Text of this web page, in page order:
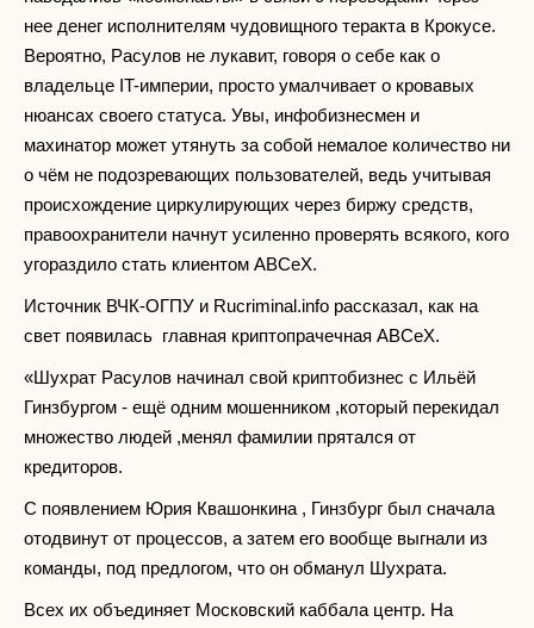
нее денег исполнителям чудовищного теракта в Крокусе.
Вероятно, Расулов не лукавит, говоря о себе как о
владельце IT-империи, просто умалчивает о кровавых
нюансах своего статуса. Увы, инфобизнесмен и
махинатор может утянуть за собой немалое количество ни
о чём не подозревающих пользователей, ведь учитывая
происхождение циркулирующих через биржу средств,
правоохранители начнут усиленно проверять всякого, кого
угораздило стать клиентом ABCeX.
Источник ВЧК-ОГПУ и Rucriminal.info рассказал, как на
свет появилась главная криптопрачечная ABCeX.
«Шухрат Расулов начинал свой криптобизнес с Ильёй
Гинзбургом - ещё одним мошенником ,который перекидал
множество людей ,менял фамилии прятался от
кредиторов.
С появлением Юрия Квашонкина , Гинзбург был сначала
отодвинут от процессов, а затем его вообще выгнали из
команды, под предлогом, что он обманул Шухрата.
Всех их объединяет Московский каббала центр. На